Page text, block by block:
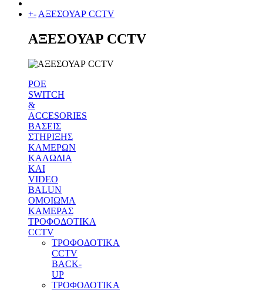
+- ΑΞΕΣΟΥΑΡ CCTV
ΑΞΕΣΟΥΑΡ CCTV
POE
SWITCH
&
ACCESORIES
ΒΑΣΕΙΣ
ΣΤΗΡΙΞΗΣ
ΚΑΜΕΡΩΝ
ΚΑΛΩΔΙΑ
ΚΑΙ
VIDEO
BALUN
ΟΜΟΙΩΜΑ
ΚΑΜΕΡΑΣ
ΤΡΟΦΟΔΟΤΙΚΑ
CCTV
ΤΡΟΦΟΔΟΤΙΚΑ
CCTV
BACK-
UP
ΤΡΟΦΟΔΟΤΙΚΑ